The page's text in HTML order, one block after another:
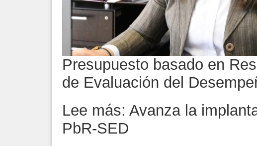
Presupuesto basado en
de Evaluación del
Lee más: Avanza la
PbR-SED